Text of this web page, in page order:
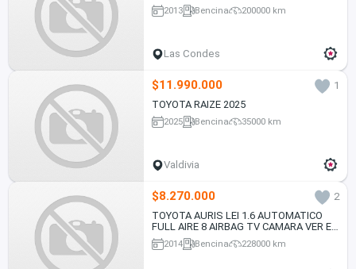
2013 Bencina 200000 km
Las Condes
$11.990.000
1
TOYOTA RAIZE 2025
2025 Bencina 35000 km
Valdivia
$8.270.000
2
TOYOTA AURIS LEI 1.6 AUTOMATICO
FULL AIRE 8 AIRBAG TV CAMARA VER EN
LAS CONDEs 2014
2014 Bencina 228000 km